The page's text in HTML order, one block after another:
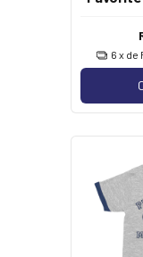
6 x de